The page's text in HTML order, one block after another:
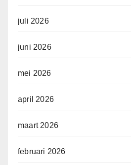
juli 2026
juni 2026
mei 2026
april 2026
maart 2026
februari 2026